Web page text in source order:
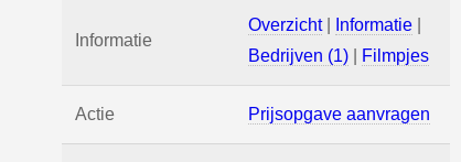
Informatie
Overzicht| Informatie
Bedrijven (1)
Filmpjes
Actie Prijsopgave aanvragen